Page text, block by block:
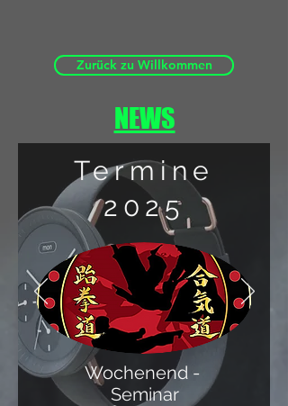
Zurück zu Willkommen
NEWS
Termine
2025
Wochenend -
Seminar